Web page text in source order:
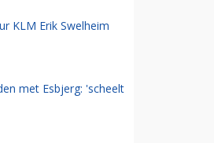
KLM Erik Swelheim
met Esbjerg: 'scheelt